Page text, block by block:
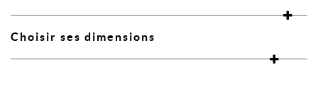
Choisir ses dimensions